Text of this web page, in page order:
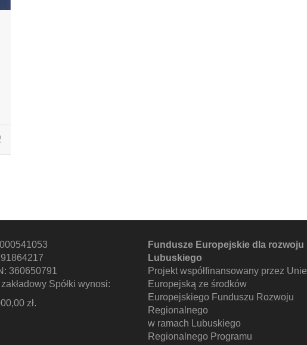
360650791
zakładowy Spółki wynosi:
zł.
Fundusze Europejskie dla rozwoju
Lubuskiego
Projekt współfinansowany przez Unie
Europejską ze środków
Europejskiego Funduszu Rozwoju
Regionalnego
w ramach Lubuskiego
Regionalnego Programu